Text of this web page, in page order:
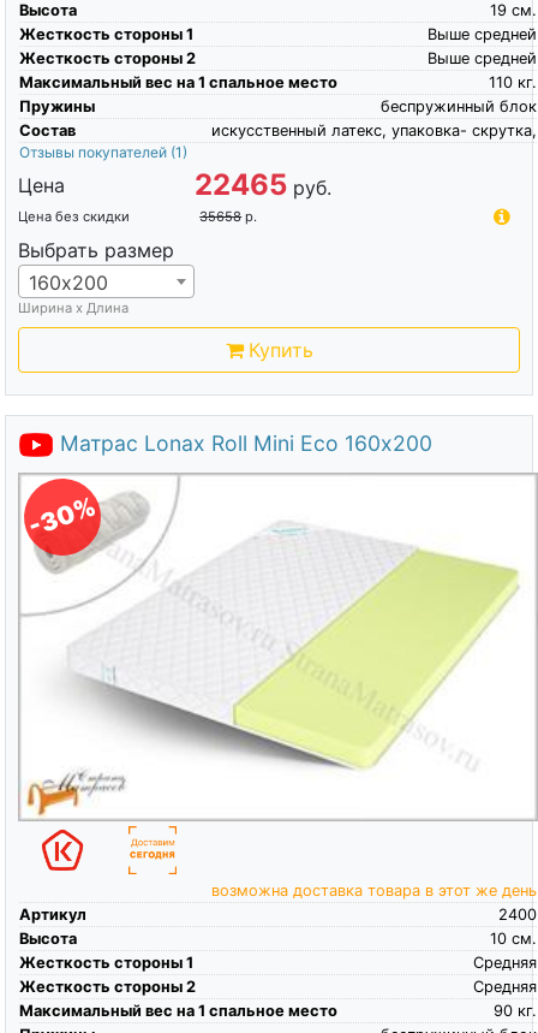
Высота
см.
19
Жесткость стороны 1
Выше средней
Жесткость стороны 2
Выше средней
Максимальный вес на 1 спальное место
кг.
110
Пружины
беспружинный блок
Состав
искусственный латекс, упаковка- скрутка,
Отзывы покупателей (1)
Цена 22465 руб.
Цена без скидки 35658 р.
Выбрать размер
160х200
Ширина х Длина
Купить
Матрас Lonax Roll Mini Eco 160х200
-30%
возможна доставка товара в этот же день
Артикул
2400
Высота
см.
10
Жесткость стороны 1
Средняя
Жесткость стороны 2
Средняя
Максимальный вес на 1 спальное место
кг.
90